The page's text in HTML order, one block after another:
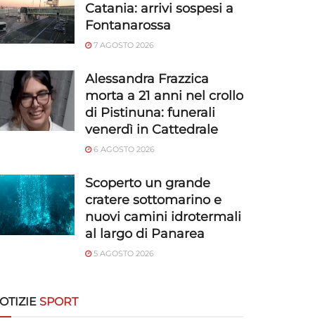
Catania: arrivi sospesi a
Fontanarossa
7 AGOSTO 2026
Alessandra Frazzica
morta a 21 anni nel crollo
di Pistinuna: funerali
venerdì in Cattedrale
6 AGOSTO 2026
Scoperto un grande
cratere sottomarino e
nuovi camini idrotermali
al largo di Panarea
5 AGOSTO 2026
SPORT